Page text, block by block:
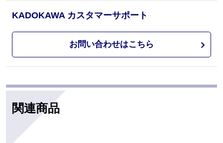
KADOKAWA カスタマーサポート
お問い合わせはこちら
関連商品